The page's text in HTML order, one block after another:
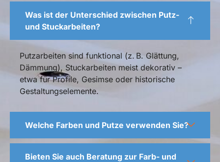
Was ist der Unterschied zwischen Putz-
und Stuckarbeiten?
Putzarbeiten sind funktional (z. B. Glättung,
Dämmung), Stuckarbeiten meist dekorativ –
etwa für Profile, Gesimse oder historische
Gestaltungselemente.
Welche Farben und Putze verwenden Sie?
Bieten Sie auch Beratung zur Farb- und